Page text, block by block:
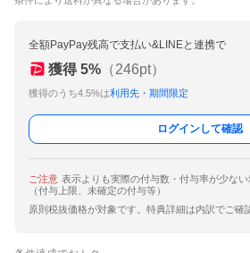
全額PayPay残高で支払い&LINEと連携で
獲得 5% （246pt）
獲得のうち4.5%は利用先・期間限定
ログインして確認
ご注意 表示よりも実際の付与数・付与率が少な
（付与上限、未確定の付与等）
原則税抜価格が対象です。特典詳細は内訳でご確